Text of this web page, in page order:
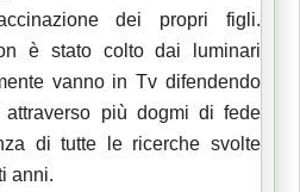
dei propri figli.
è stato colto dai luminari
vanno in Tv difendendo
attraverso più dogmi di fede
di tutte le ricerche svolte
anni.